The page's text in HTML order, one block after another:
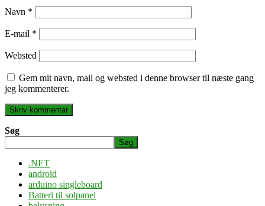
Navn *
E-mail *
Websted
Gem mit navn, mail og websted i denne browser til næste gang
jeg kommenterer.
Søg
Søg
.NET
android
arduino singleboard
Batteri til solpanel